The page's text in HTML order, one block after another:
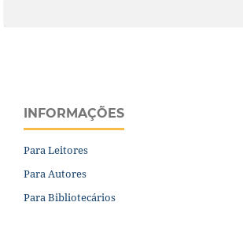
INFORMAÇÕES
Para Leitores
Para Autores
Para Bibliotecários